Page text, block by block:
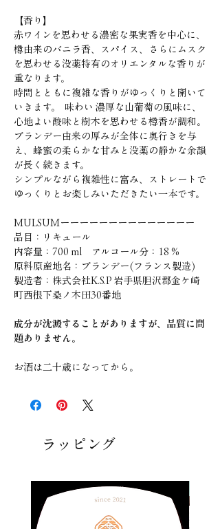
【香り】
赤ワインを思わせる濃密な果実香を中心に、
樽由来のバニラ香、スパイス、さらにムスク
を思わせる没薬特有のオリエンタルな香りが
重なります。
時間とともに複雑な香りがゆっくりと開いて
いきます。 味わい 濃厚な山葡萄の風味に、
心地よい酸味と樹木を思わせる樽香が調和。
ブランデー由来の厚みが全体に奥行きを与
え、蜂蜜の柔らかな甘みと没薬の静かな余韻
が長く続きます。
シンプルながら複雑性に富み、ストレートで
ゆっくりとお楽しみいただきたい一本です。
MULSUMーーーーーーーーーーーーーー
品目：リキュール
内容量：700 ml アルコール分：18 %
原料原産地名：ブランデー(フランス製造)
製造者：株式会社K.S.P 岩手県胆沢郡金ケ崎
町西根下桑ノ木田30番地
成分が沈澱することがありますが、品質に問
題ありません。
お酒は二十歳になってから。
ラッピング